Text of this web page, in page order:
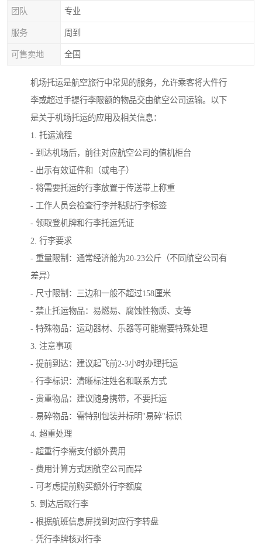
团队 专业
服务 周到
可售卖地 全国
机场托运是航空旅行中常见的服务，允许乘客将大件行
李或超过手提行李限额的物品交由航空公司运输。以下
是关于机场托运的应用及相关信息：
1. 托运流程
- 到达机场后，前往对应航空公司的值机柜台
- 出示有效证件和（或电子）
- 将需要托运的行李放置于传送带上称重
- 工作人员会检查行李并粘贴行李标签
- 领取登机牌和行李托运凭证
2. 行李要求
- 重量限制：通常经济舱为20-23公斤（不同航空公司有
差异）
- 尺寸限制：三边和一般不超过158厘米
- 禁止托运物品：易燃易、腐蚀性物质、支等
- 特殊物品：运动器材、乐器等可能需要特殊处理
3. 注意事项
- 提前到达：建议起飞前2-3小时办理托运
- 行李标识：清晰标注姓名和联系方式
- 贵重物品：建议随身携带，不要托运
- 易碎物品：需特别包装并标明"易碎"标识
4. 超重处理
- 超重行李需支付额外费用
- 费用计算方式因航空公司而异
- 可考虑提前购买额外行李额度
5. 到达后取行李
- 根据航班信息屏找到对应行李转盘
- 凭行李牌核对行李